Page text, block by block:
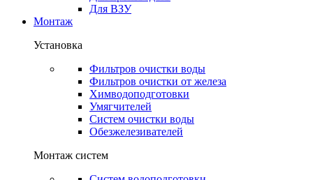
Для ВЗУ
Монтаж
Установка
Фильтров очистки воды
Фильтров очистки от железа
Химводоподготовки
Умягчителей
Систем очистки воды
Обезжелезивателей
Монтаж систем